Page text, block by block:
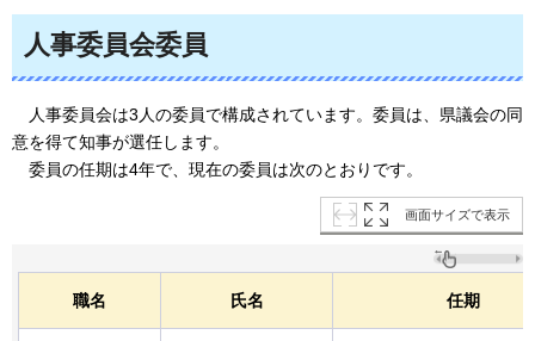
人事委員会委員
人事委員会は3人の委員で構成されています。委員は、県議会の同
意を得て知事が選任します。
委員の任期は4年で、現在の委員は次のとおりです。
画面サイズで表示
職名 氏名 任期